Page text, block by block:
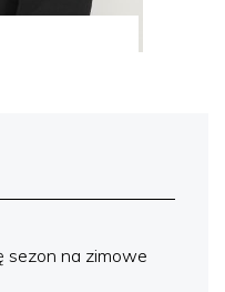
sezon na zimowe